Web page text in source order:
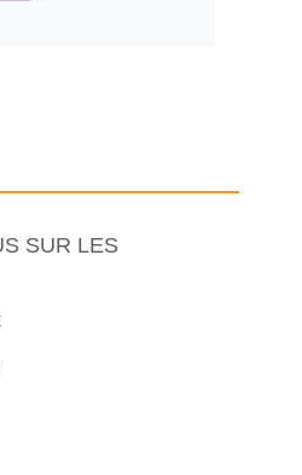
SUR LES